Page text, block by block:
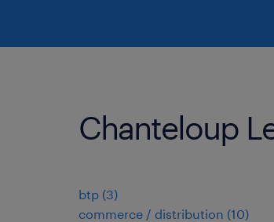
Chanteloup
btp (3)
commerce / distribution (10)